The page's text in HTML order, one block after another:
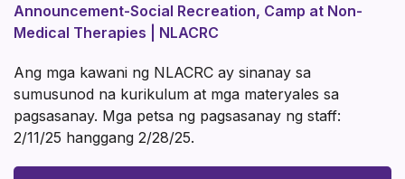
Announcement-Social Recreation, Camp at Non-
Medical Therapies | NLACRC
Ang mga kawani ng NLACRC ay sinanay sa
sumusunod na kurikulum at mga materyales sa
pagsasanay. Mga petsa ng pagsasanay ng staff:
2/11/25 hanggang 2/28/25.